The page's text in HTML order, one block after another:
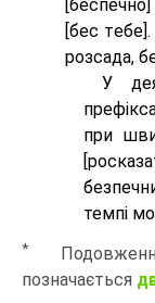
[бес
розсада,
У
при
темпі
*
позначається